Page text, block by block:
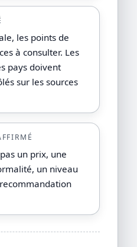
les points de
à consulter. Les
pays doivent
sur les sources
un prix, une
un niveau